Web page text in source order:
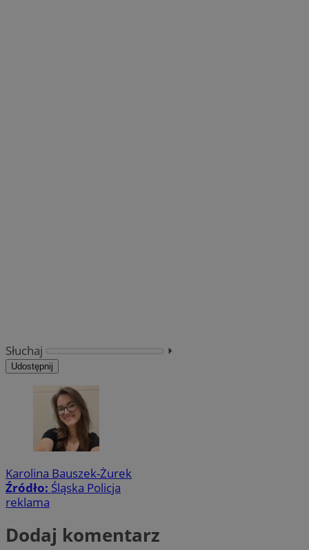
Słuchaj ⏵︎
Udostępnij
Karolina Bauszek-Żurek
Źródło: Śląska Policja
reklama
Dodaj komentarz